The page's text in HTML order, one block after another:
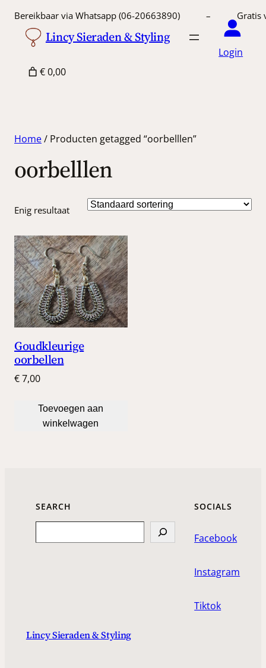
Bereikbaar via Whatsapp (06-20663890) –
Lincy Sieraden & Styling
Login
€ 0,00
Home/ Producten getagged “oorbelllen”
oorbelllen
Enig resultaat
Goudkleurige
oorbellen
€7,00
Toevoegen aan
winkelwagen
SEARCH SOCIALS
Facebook
Instagram
Tiktok
Lincy Sieraden & Styling